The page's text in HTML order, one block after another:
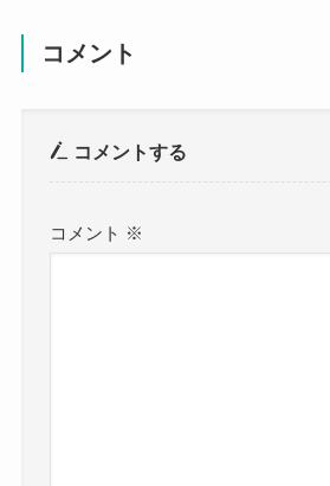
コメント
コメントする
コメント ※